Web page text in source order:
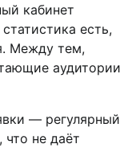
кабинет
есть,
Между тем,
аудитории
— регулярный
что не даёт